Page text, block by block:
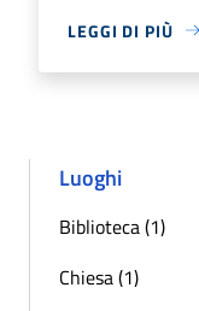
LEGGI DI PIÙ
Luoghi
Biblioteca (1)
Chiesa (1)